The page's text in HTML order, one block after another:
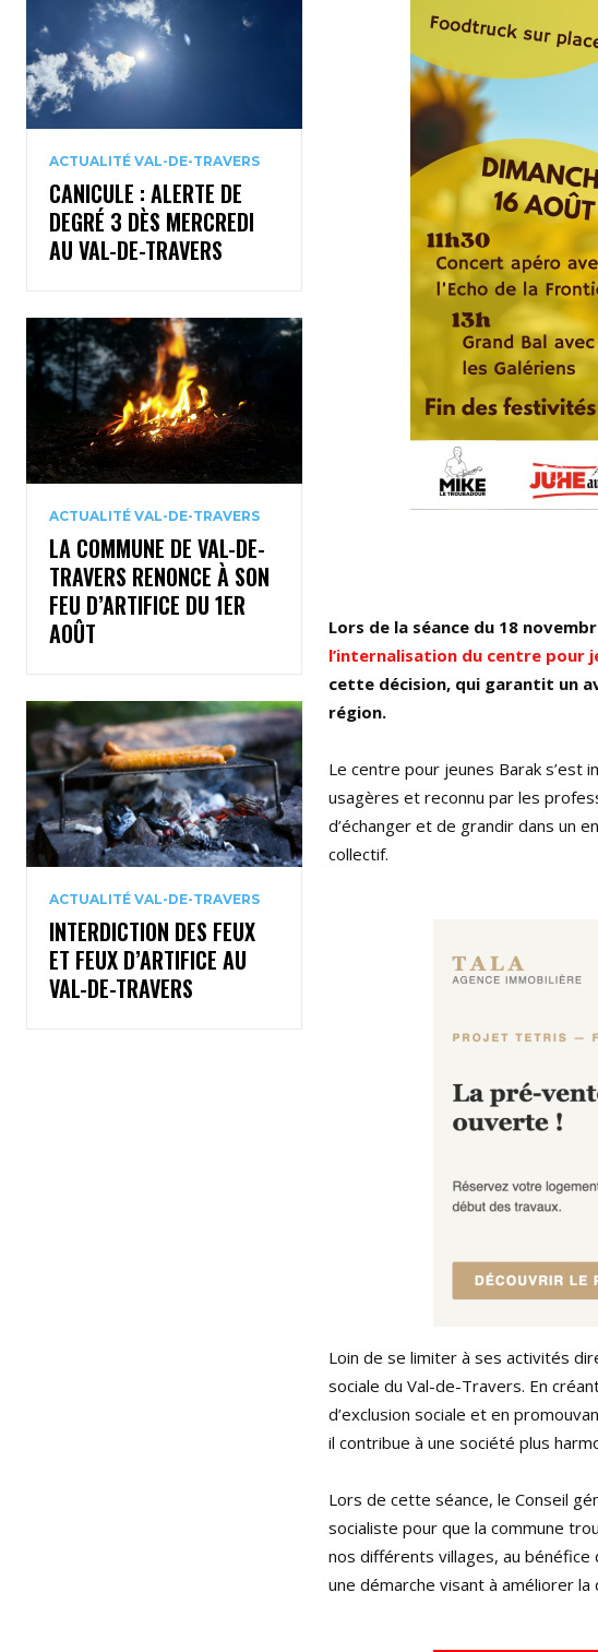
ACTUALITÉ VAL-DE-TRAVERS
CANICULE : ALERTE DE
DEGRÉ 3 DÈS MERCREDI
AU VAL-DE-TRAVERS
ACTUALITÉ VAL-DE-TRAVERS
LA COMMUNE DE VAL-DE-
TRAVERS RENONCE À SON
FEU D’ARTIFICE DU 1ER
AOÛT
ACTUALITÉ VAL-DE-TRAVERS
INTERDICTION DES FEUX
ET FEUX D’ARTIFICE AU
VAL-DE-TRAVERS
Lors de la séance du 18
l’internalisation du centre pour
cette décision, qui garantit un
région.
Le centre pour jeunes Barak s’est
usagères et reconnu par les
d’échanger et de grandir dans un
collectif.
Loin de se limiter à ses activités
sociale du Val-de-Travers. En
d’exclusion sociale et en
il contribue à une société plus
Lors de cette séance, le Conseil
socialiste pour que la commune
nos différents villages, au
une démarche visant à améliorer